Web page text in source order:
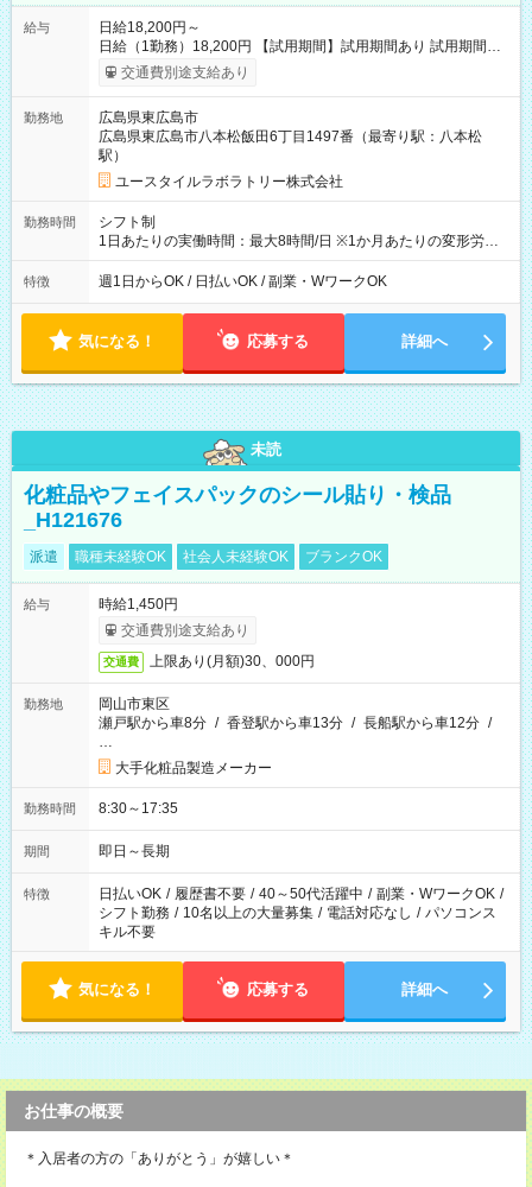
給与
日給18,200円～
日給（1勤務）18,200円 【試用期間】試用期間あり 試用期間の
長さ：3ヶ月 雇用形態、給与は本採用時と同じです。
交通費別途支給あり
勤務地
広島県東広島市
広島県東広島市八本松飯田6丁目1497番（最寄り駅：八本松
駅）
ユースタイルラボラトリー株式会社
勤務時間
シフト制
1日あたりの実働時間：最大8時間/日 ※1か月あたりの変形労働
制（週平均40時間以内） 夜勤：17:00-翌09:00（休憩2時間）
特徴 週1日からOK / 日払いOK / 副業・WワークOK
気になる！ 応募する 詳細へ
未読
化粧品やフェイスパックのシール貼り・検品
_H121676
派遣 職種未経験OK 社会人未経験OK ブランクOK
給与
時給1,450円
交通費別途支給あり
交通費 上限あり(月額)30、000円
勤務地
岡山市東区
瀬戸駅から車8分 / 香登駅から車13分 / 長船駅から車12分 /
…
大手化粧品製造メーカー
勤務時間 8:30～17:35
期間 即日～長期
特徴 日払いOK / 履歴書不要 / 40～50代活躍中 / 副業・WワークOK /
シフト勤務 / 10名以上の大量募集 / 電話対応なし / パソコンス
キル不要
気になる！ 応募する 詳細へ
お仕事の概要
＊入居者の方の「ありがとう」が嬉しい＊